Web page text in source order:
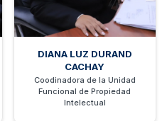
DIANA LUZ DURAND
CACHAY
Coodinadora de la Unidad
Funcional de Propiedad
Intelectual